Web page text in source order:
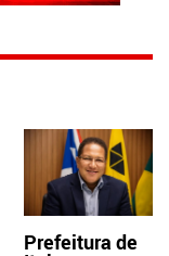
Prefeitura de